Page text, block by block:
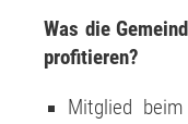
Was die
profitieren?
Mitglied